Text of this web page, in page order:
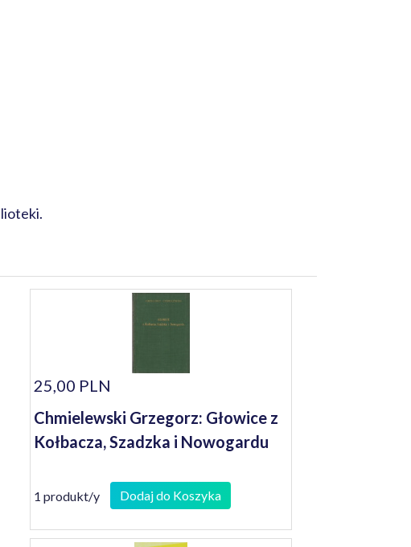
25,00 PLN
Chmielewski Grzegorz: Głowice z
Kołbacza, Szadzka i Nowogardu
1 produkt/y Dodaj do Koszyka